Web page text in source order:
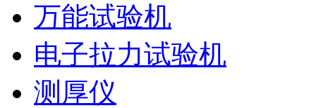
万能试验机
电子拉力试验机
测厚仪